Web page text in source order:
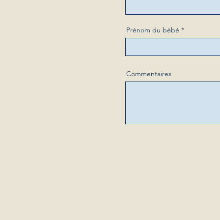
Prénom du bébé
Commentaires